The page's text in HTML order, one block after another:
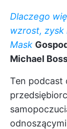
Dlaczego
wzrost, zysk
Mask
Michael
Ten podcast